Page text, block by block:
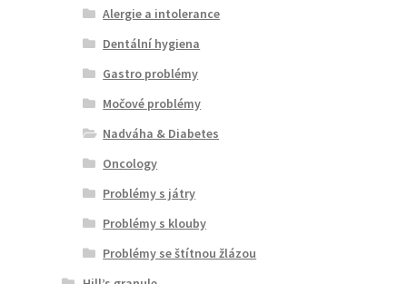
Alergie a intolerance
Dentální hygiena
Gastro problémy
Močové problémy
Nadváha & Diabetes
Oncology
Problémy s játry
Problémy s klouby
Problémy se štítnou žlázou